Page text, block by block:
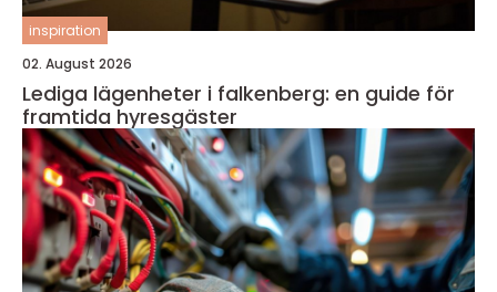
inspiration
02. August 2026
Lediga lägenheter i falkenberg: en guide för
framtida hyresgäster